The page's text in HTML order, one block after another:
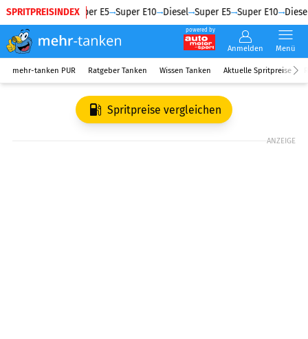
SPRITPREISINDEX
Diesel Super E5 Super E10 Diesel Super E5 Super E10 Diesel
powered by
Anmelden Menü
mehr-tanken PUR Ratgeber Tanken Wissen Tanken Aktuelle Spritpreise
Spritpreise vergleichen
ANZEIGE